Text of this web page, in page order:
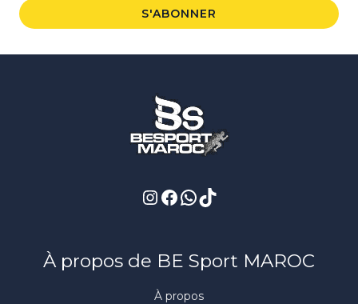
i
l
S'ABONNER
Instagram
Facebook
À propos de BE Sport MAROC
À propos